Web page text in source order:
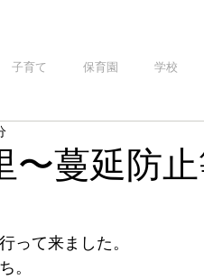
子育て 保育園 学校
〜蔓延防
って来ました。
。